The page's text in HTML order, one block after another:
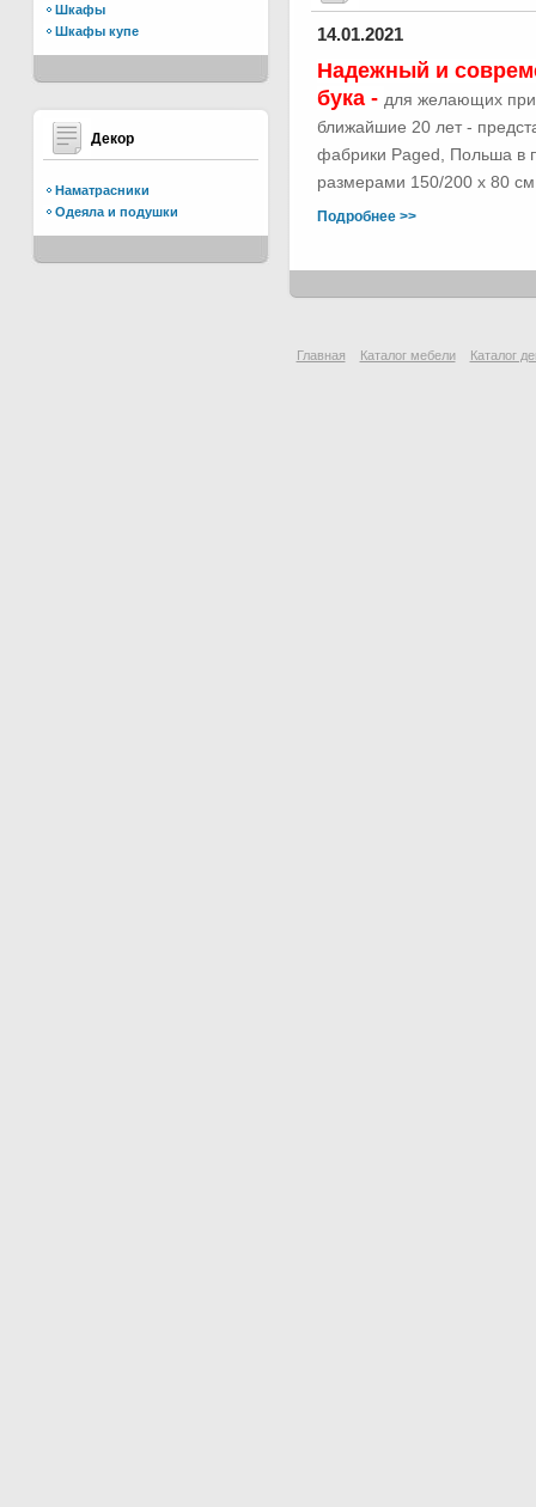
Шкафы
Шкафы купе
Декор
Наматрасники
Одеяла и подушки
14.01.2021
Надежный и
бука - для желающих
ближайшие 20 лет -
фабрики Paged, Польша в
размерами 150/200 х 80
Подробнее >>
Главная Каталог мебели Каталог